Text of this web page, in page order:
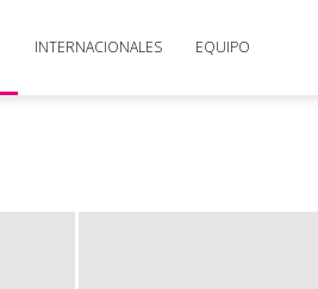
INTERNACIONALES EQUIPO